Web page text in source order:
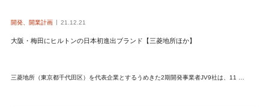
開発、開業計画 21.12.21
大阪・梅田にヒルトンの日本初進出ブランド【三菱地所ほか】
三菱地所（東京都千代田区）を代表企業とするうめきた2期開発事業者JV9社は、11 …